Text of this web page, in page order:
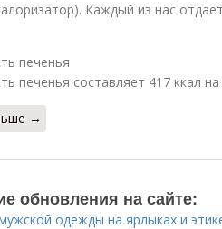
Каждый из нас
печенья
печенья составляет 417 ккал
→
обновления на сайте:
одежды на ярлыках и